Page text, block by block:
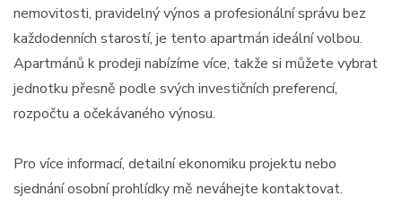
nemovitosti, pravidelný výnos a profesionální správu bez
každodenních starostí, je tento apartmán ideální volbou.
Apartmánů k prodeji nabízíme více, takže si můžete vybrat
jednotku přesně podle svých investičních preferencí,
rozpočtu a očekávaného výnosu.
Pro více informací, detailní ekonomiku projektu nebo
sjednání osobní prohlídky mě neváhejte kontaktovat.